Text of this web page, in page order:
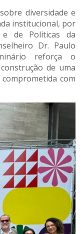
diversidade e
institucional, por
e de Políticas da
Dr. Paulo
reforça o
de uma
com